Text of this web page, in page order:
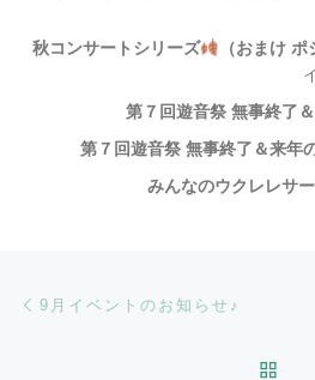
秋コンサートシリーズ
（おまけ
第７回遊音祭 無事終了
第７回遊音祭 無事終了＆来年
みんなのウクレレサ
9月イベントのお知らせ♪